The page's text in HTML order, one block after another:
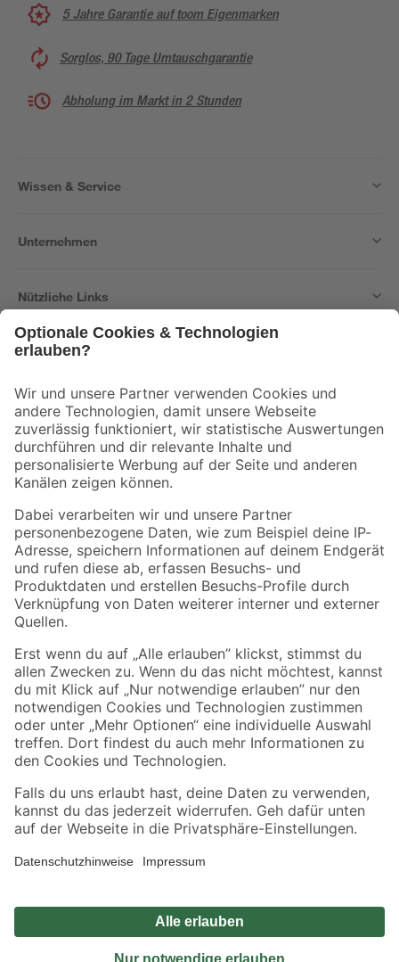
5 Jahre Garantie auf toom Eigenmarken
Sorglos, 90 Tage Umtauschgarantie
Abholung im Markt in 2 Stunden
Wissen & Service
Unternehmen
Nützliche Links
Bleib auf dem Laufenden mit unserem Newsletter
Der toom Newsletter: Keine Angebote und Aktionen mehr verpassen!
Zur Newsletter Anmeldung
Folge uns
Zahlungsarten Versandarten
Sicher einkaufen
Jetzt die toom-App herunterladen
Alle Preisangaben in EUR inkl. gesetzl. MwSt.. Die dargestellten Angebote sind unter
Umständen nicht in allen Märkten verfügbar. Die angegebenen Verfügbarkeiten beziehen
Produkte nur solange der Vorrat reicht.
*Paketversand ab 59 € versandkostenfrei, gilt nicht für Artikel mit Speditionsversand, hier
Privatsphäre Impressum
Nutzungsbedingungen
Widerrufsrecht
Vertrag widerrufen